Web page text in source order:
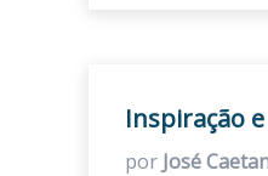
Inspiração e
por José